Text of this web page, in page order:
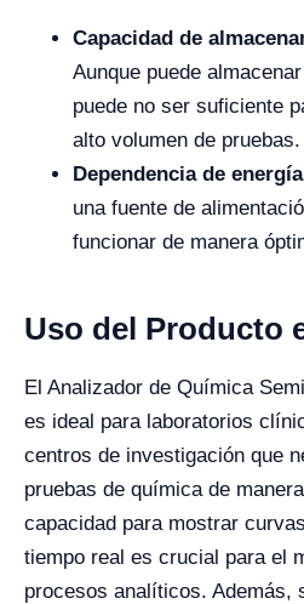
Capacidad de
Aunque puede
puede no ser suficiente
alto volumen de pruebas.
Dependencia de
una fuente de
funcionar de manera
Uso del Producto
El Analizador de Química
es ideal para laboratorios
centros de investigación que
pruebas de química de
capacidad para mostrar
tiempo real es crucial para el
procesos analíticos. Además,